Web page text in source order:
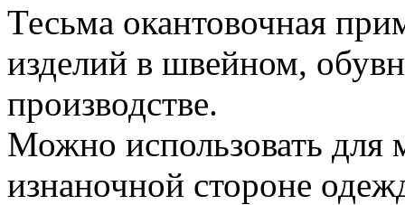
Тесьма окантовочная
изделий в швейном,
производстве.
Можно использовать для
изнаночной стороне